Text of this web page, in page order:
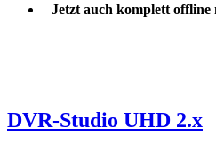
Jetzt auch komplett offline
DVR-Studio UHD 2.x